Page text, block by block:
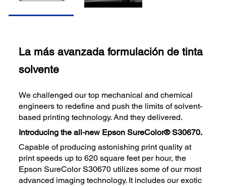
La más avanzada formulación de tinta
solvente
We challenged our top mechanical and chemical
engineers to redefine and push the limits of solvent-
based printing technology. And they delivered.
Introducing the all-new Epson SureColor® S30670.
Capable of producing astonishing print quality at
print speeds up to 620 square feet per hour, the
Epson SureColor S30670 utilizes some of our most
advanced imaging technology. It includes our exotic